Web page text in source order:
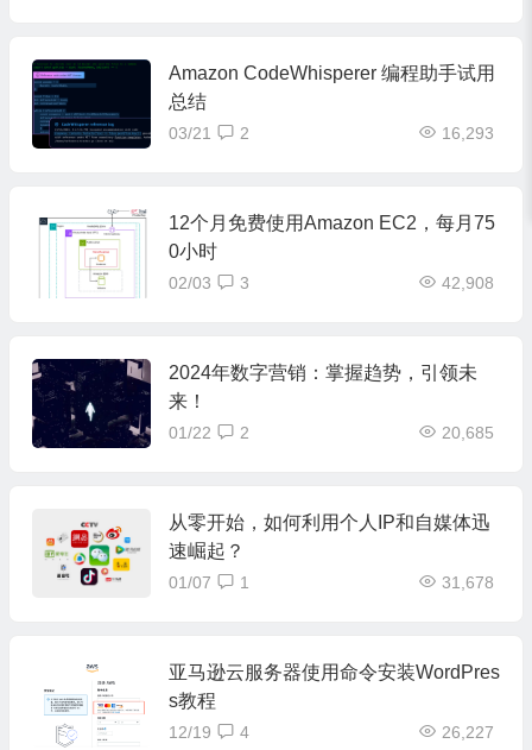
Amazon CodeWhisperer 编程助手试用
总结
03/21 16,293
2
12个月免费使用Amazon EC2，每月75
0小时
02/03 42,908
3
2024年数字营销：掌握趋势，引领未
来！
01/22 20,685
2
从零开始，如何利用个人IP和自媒体迅
速崛起？
01/07 31,678
1
亚马逊云服务器使用命令安装WordPres
s教程
12/19 26,227
4